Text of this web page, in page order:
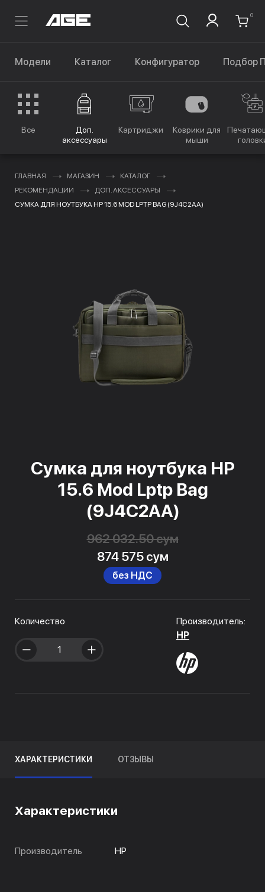
0
Модели Каталог Конфигуратор Подбор
Все
Доп.
аксессуары
Картриджи
Коврики для
мыши
ГЛАВНАЯ МАГАЗИН
КАТАЛОГ
РЕКОМЕНДАЦИИ
ДОП. АКСЕССУАРЫ
СУМКА ДЛЯ НОУТБУКА HP 15.6 MOD LPTP BAG (9J4C2AA)
Сумка для ноутбука HP
15.6 Mod Lptp Bag
(9J4C2AA)
962 032.50 сум
874 575 сум
без НДС
Количество
Производитель:
HP
ХАРАКТЕРИСТИКИ ОТЗЫВЫ
Характеристики
Производитель HP